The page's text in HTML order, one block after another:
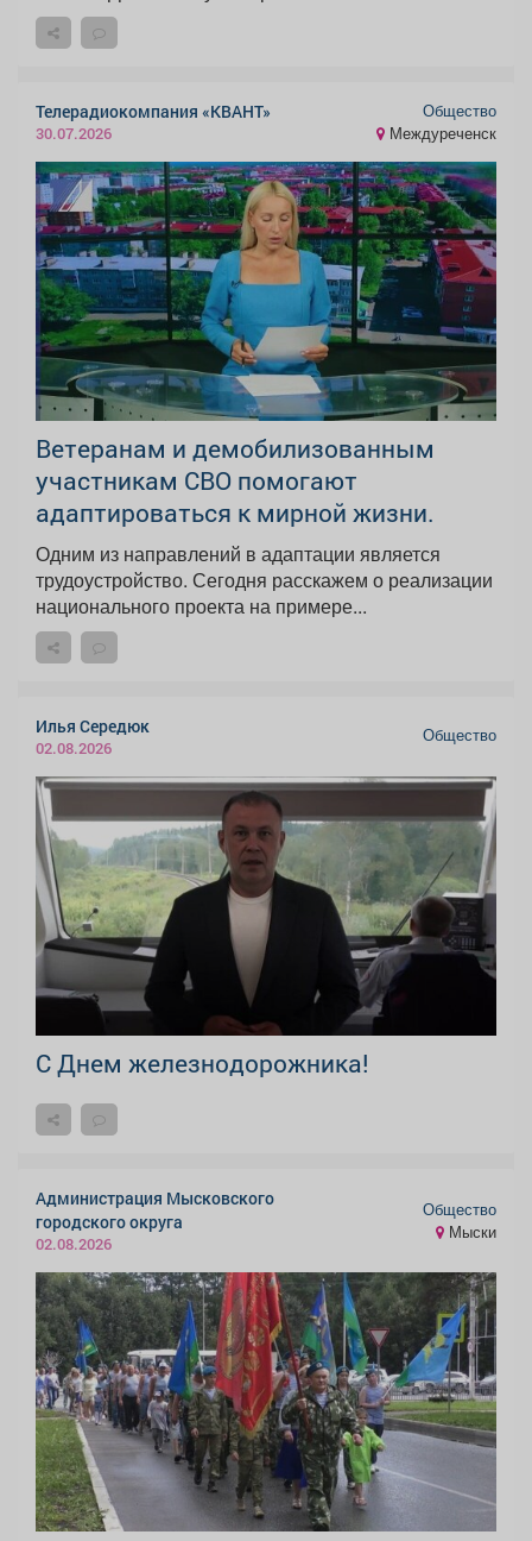
Телерадиокомпания «КВАНТ»
30.07.2026
Общество
Междуреченск
Ветеранам и демобилизованным
участникам СВО помогают
адаптироваться к мирной жизни.
Одним из направлений в адаптации является
трудоустройство. Сегодня расскажем о реализации
национального проекта на примере...
Илья Середюк
02.08.2026
Общество
С Днем железнодорожника!
Администрация Мысковского
городского округа
02.08.2026
Общество
Мыски